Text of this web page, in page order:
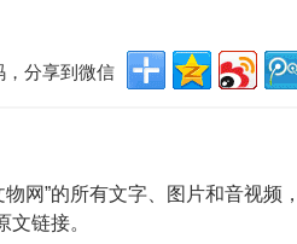
，分享到微信
网”的所有文字、图片和音视
文链接。